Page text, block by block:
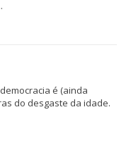
é (ainda
do desgaste da idade.